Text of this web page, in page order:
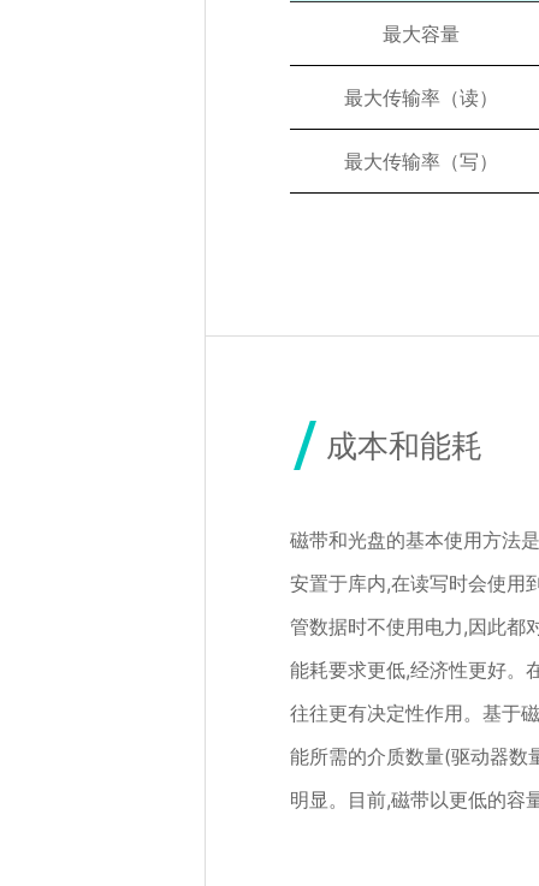
最大容量
最大传输率（读）
最大传输率（写）
成本和能耗
磁带和光盘的基本使用方法
安置于库内,在读写时会使用
管数据时不使用电力,因此都
能耗要求更低,经济性更好。
往往更有决定性作用。基于
能所需的介质数量(驱动器数
明显。目前,磁带以更低的容